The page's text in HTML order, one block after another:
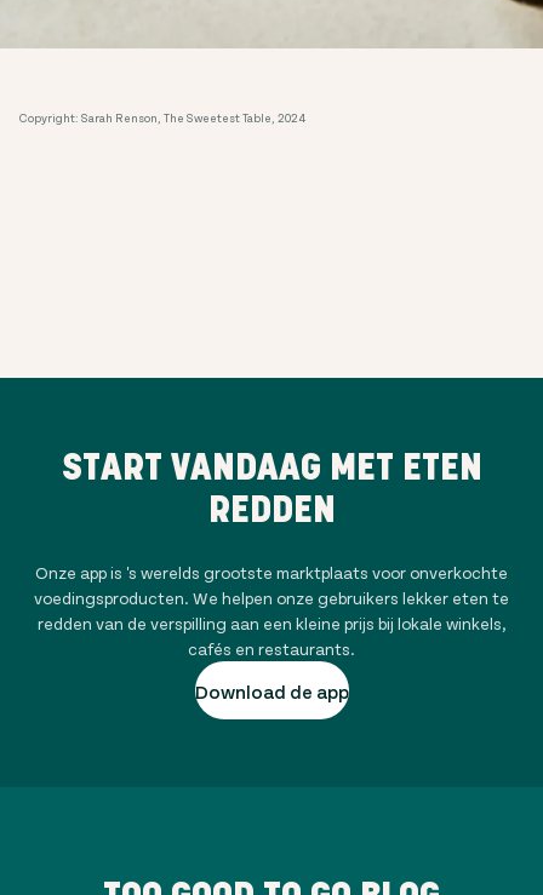
Copyright: Sarah Renson, The Sweetest Table, 2024
START VANDAAG MET ETEN
REDDEN
Onze app is 's werelds grootste marktplaats voor onverkochte
voedingsproducten. We helpen onze gebruikers lekker eten te
redden van de verspilling aan een kleine prijs bij lokale winkels,
cafés en restaurants.
Download de app